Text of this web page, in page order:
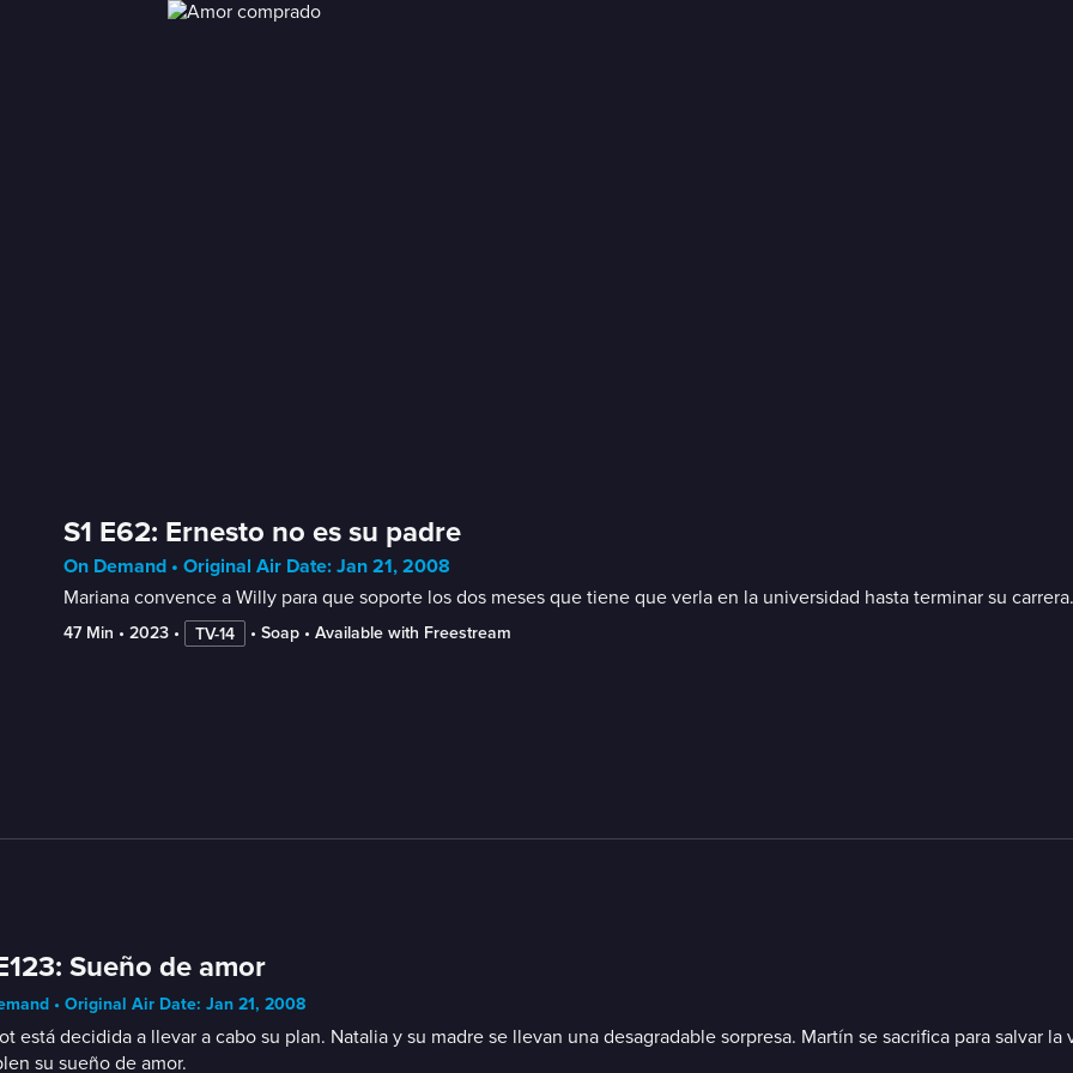
S1 E62: Ernesto no es su padre
On Demand • Original Air Date: Jan 21, 2008
Mariana convence a Willy para que soporte los dos meses que tiene que verla en la universidad hasta terminar su carrera.
47 Min • 2023 • TV-14 • Soap • Available with Freestream
Sueño de amor
• Original Air Date: Jan 21, 2008
está decidida a llevar a cabo su plan. Natalia y su madre se llevan una desagradable sorpresa. Martín se sacrifica para salvar
su sueño de amor.